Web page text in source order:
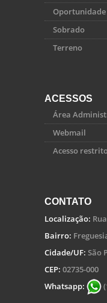
Oportunidade
Sobrado
Terreno
ACESSOS
Área
Webmail
Acesso
CONTATO
Localização:
Bairro:
Cidade/UF: São
CEP: 02735-000
Whatsapp: